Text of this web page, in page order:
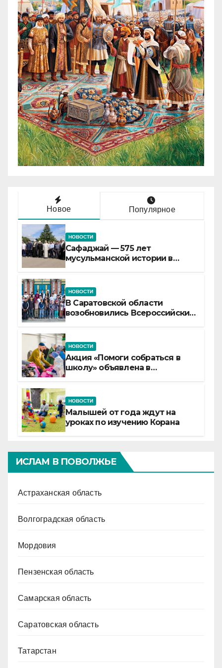
Новое Популярное
НОВОСТИ
Сафаджай — 575 лет
мусульманской истории в
НОВОСТИ
В Саратовской области
возобновились Всероссийские
НОВОСТИ
Акция «Помоги собраться в
школу» объявлена в
НОВОСТИ
Малышей от года ждут на
уроках по изучению Корана
ИСЛАМ В ПОВОЛЖЬЕ
Астраханская область
Волгоградская область
Мордовия
Пензенская область
Самарская область
Саратовская область
Татарстан